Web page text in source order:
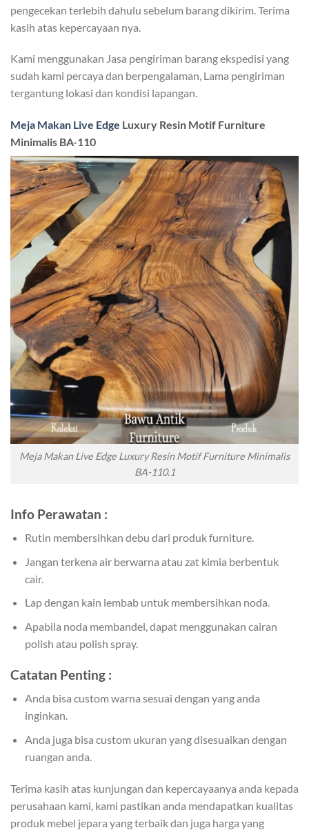
pengecekan terlebih dahulu sebelum barang dikirim. Terima
kasih atas kepercayaan nya.
Kami menggunakan Jasa pengiriman barang ekspedisi yang
sudah kami percaya dan berpengalaman, Lama pengiriman
tergantung lokasi dan kondisi lapangan.
Meja Makan Live Edge Luxury Resin Motif Furniture
Minimalis BA-110
Meja Makan Live Edge Luxury Resin Motif Furniture Minimalis
BA-110.1
Info Perawatan :
Rutin membersihkan debu dari produk furniture.
Jangan terkena air berwarna atau zat kimia berbentuk
cair.
Lap dengan kain lembab untuk membersihkan noda.
Apabila noda membandel, dapat menggunakan cairan
polish atau polish spray.
Catatan Penting :
Anda bisa custom warna sesuai dengan yang anda
inginkan.
Anda juga bisa custom ukuran yang disesuaikan dengan
ruangan anda.
Terima kasih atas kunjungan dan kepercayaanya anda kepada
perusahaan kami, kami pastikan anda mendapatkan kualitas
produk mebel jepara yang terbaik dan juga harga yang